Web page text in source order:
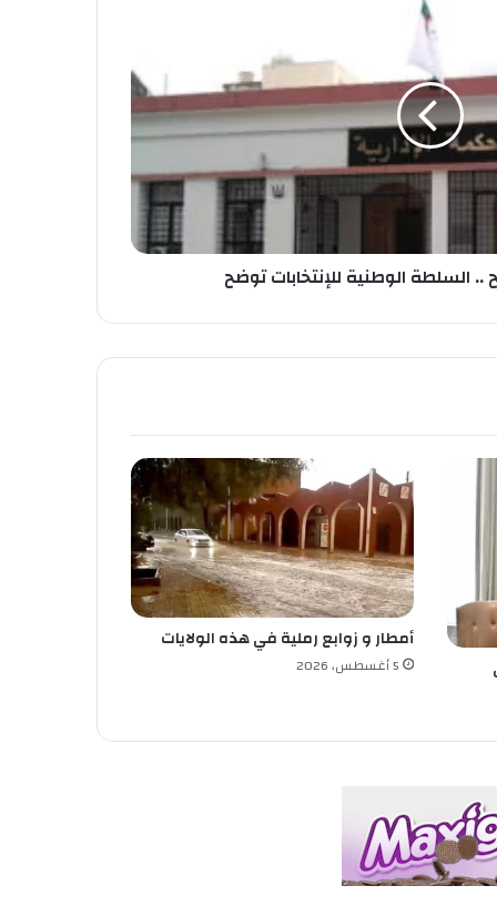
السلطة الوطنية للإنتخابات توضح
أمطار و زوابع رملية في هذه الولايات
5 أغسطس، 2026